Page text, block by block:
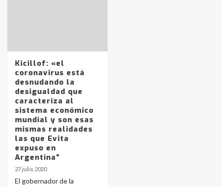
Kicillof: «el
coronavirus está
desnudando la
desigualdad que
caracteriza al
sistema económico
mundial y son esas
mismas realidades
las que Evita
expuso en
Argentina”
27 julio, 2020
El gobernador de la
4
Accidente en Ruta 5: falleció un
joven de Trenque Lauquen
5
La Pampa, desde YPF hasta Axion